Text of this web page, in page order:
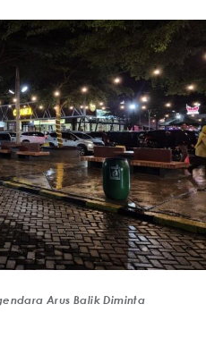
Arus Balik Diminta